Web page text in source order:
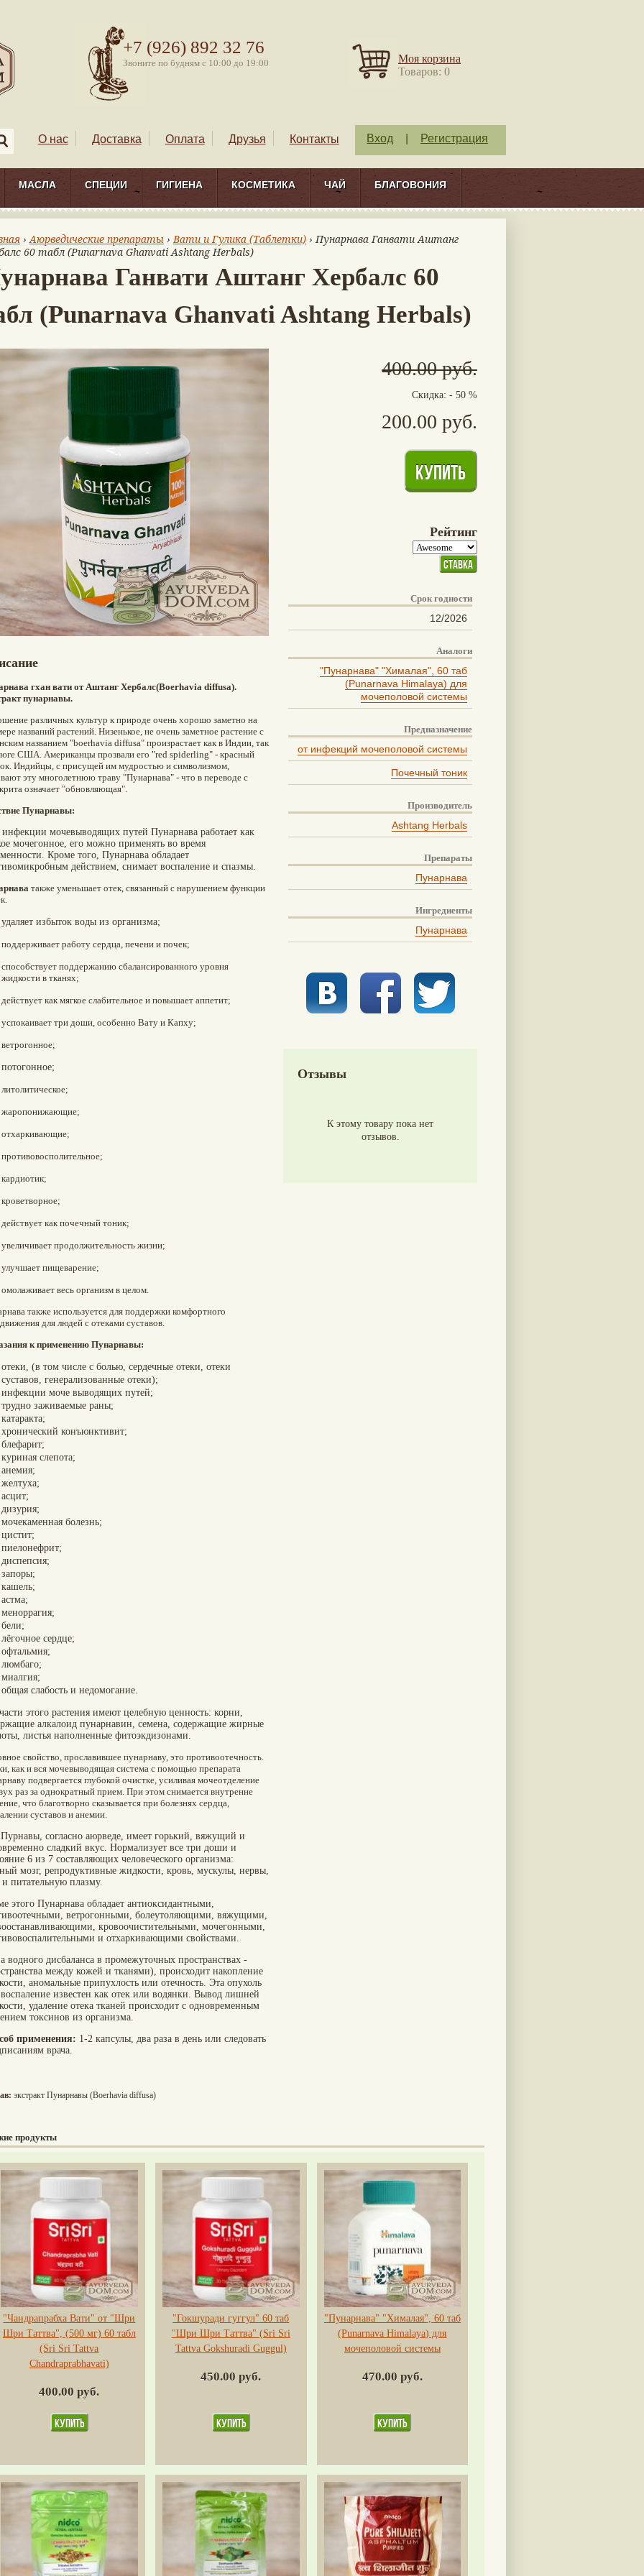
+7 (926) 892 32 76
Звоните по будням с 10:00 до 19:00
Моя корзина
Товаров: 0
О нас Доставка Оплата Друзья Контакты Вход Регистрация
МАСЛА СПЕЦИИ ГИГИЕНА КОСМЕТИКА ЧАЙ БЛАГОВОНИЯ
›Аюрведические препараты ›Вати и Гулика (Таблетки) › Пунарнава Ганвати Аштанг
60 табл (Punarnava Ghanvati Ashtang Herbals)
Ганвати Аштанг Хербалс 60
(Punarnava Ghanvati Ashtang Herbals)
гхан вати от Аштанг Хербалс(Boerhavia diffusa).
пунарнавы.
различных культур к природе очень хорошо заметно на
названий растений. Низенькое, не очень заметное растение с
названием "boerhavia diffusa" произрастает как в Индии, так
США. Американцы прозвали его "red spiderling" - красный
Индийцы, с присущей им мудростью и символизмом,
эту многолетнюю траву "Пунарнава" - что в переводе с
означает "обновляющая".
Пунарнавы:
мочевыводящих путей Пунарнава работает как
мочегонное, его можно применять во время
Кроме того, Пунарнава обладает
действием, снимает воспаление и спазмы.
также уменьшает отек, связанный с нарушением функции
удаляет избыток воды из организма;
поддерживает работу сердца, печени и почек;
способствует поддержанию сбалансированного уровня
жидкости в тканях;
действует как мягкое слабительное и повышает аппетит;
успокаивает три доши, особенно Вату и Капху;
ветрогонное;
потогонное;
литолитическое;
жаропонижающие;
отхаркивающие;
противовосполительное;
кардиотик;
кроветворное;
действует как почечный тоник;
увеличивает продолжительность жизни;
улучшает пищеварение;
омолаживает весь организм в целом.
также используется для поддержки комфортного
для людей с отеками суставов.
к применению Пунарнавы:
отеки, (в том числе с болью, сердечные отеки, отеки
суставов, генерализованные отеки);
инфекции моче выводящих путей;
трудно заживаемые раны;
катаракта;
хронический конъюнктивит;
блефарит;
куриная слепота;
анемия;
желтуха;
асцит;
дизурия;
мочекаменная болезнь;
цистит;
пиелонефрит;
диспепсия;
запоры;
кашель;
астма;
меноррагия;
бели;
лёгочное сердце;
офтальмия;
люмбаго;
миалгия;
общая слабость и недомогание.
этого растения имеют целебную ценность: корни,
алкалоид пунарнавин, семена, содержащие жирные
листья наполненные фитоэкдизонами.
свойство, прославившее пунарнаву, это противоотечность.
как и вся мочевыводящая система с помощью препарата
подвергается глубокой очистке, усиливая мочеотделение
раз за однократный прием. При этом снимается внутренне
что благотворно сказывается при болезнях сердца,
суставов и анемии.
согласно аюрведе, имеет горький, вяжущий и
сладкий вкус. Нормализует все три доши и
6 из 7 составляющих человеческого организма:
мозг, репродуктивные жидкости, кровь, мускулы, нервы,
питательную плазму.
этого Пунарнава обладает антиоксидантными,
ветрогонными, болеутоляющими, вяжущими,
кровоочистительными, мочегонными,
и отхаркивающими свойствами.
водного дисбаланса в промежуточных пространствах -
между кожей и тканями), происходит накопление
аномальные припухлость или отечность. Эта опухоль
известен как отек или водянки. Вывод лишней
удаление отека тканей происходит с одновременным
токсинов из организма.
применения: 1-2 капсулы, два раза в день или следовать
врача.
экстракт Пунарнавы (Boerhavia diffusa)
400.00 руб.
Скидка: - 50 %
200.00 руб.
Рейтинг
Срок годности
12/2026
Аналоги
"Пунарнава" "Хималая", 60 таб
(Punarnava Himalaya) для
мочеполовой системы
Предназначение
от инфекций мочеполовой системы
Почечный тоник
Производитель
Ashtang Herbals
Препараты
Пунарнава
Ингредиенты
Пунарнава
Отзывы
К этому товару пока нет
отзывов.
продукты
"Чандрапрабха Вати" от "Шри
Шри Таттва", (500 мг) 60 табл
(Sri Sri Tattva
Chandraprabhavati)
400.00 руб.
"Гокшуради гуггул" 60 таб
"Шри Шри Таттва" (Sri Sri
Tattva Gokshuradi Guggul)
450.00 руб.
"Пунарнава" "Хималая", 60 таб
(Punarnava Himalaya) для
мочеполовой системы
470.00 руб.